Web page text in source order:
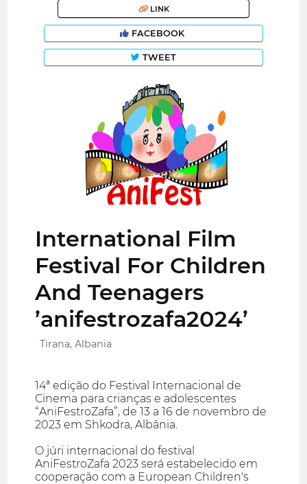
LINK
FACEBOOK
TWEET
International Film
Festival For Children
And Teenagers
’anifestrozafa2024’
Tirana, Albania
14ª edição do Festival Internacional de
Cinema para crianças e adolescentes
“AniFestroZafa”, de 13 a 16 de novembro de
2023 em Shkodra, Albânia.
O júri internacional do festival
AniFestroZafa 2023 será estabelecido em
cooperação com a European Children's